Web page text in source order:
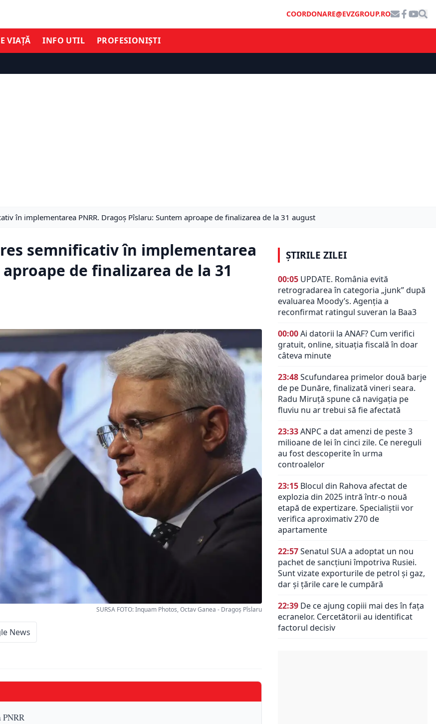
COORDONARE@EVZGROUP.RO
VIAȚĂ INFO UTIL PROFESIONIȘTI
în implementarea PNRR. Dragoș Pîslaru: Suntem aproape de finalizarea de la 31 august
semnificativ în implementarea
de finalizarea de la 31
SURSA FOTO: Inquam Photos, Octav Ganea - Dragoș Pîslaru
News
PNRR
ȘTIRILE ZILEI
00:05 UPDATE. România evită
retrogradarea în categoria „junk” după
evaluarea Moody’s. Agenția a
reconfirmat ratingul suveran la Baa3
00:00Ai datorii la ANAF? Cum verifici
gratuit, online, situația fiscală în doar
câteva minute
23:48Scufundarea primelor două barje
de pe Dunăre, finalizată vineri seara.
Radu Miruță spune că navigația pe
fluviu nu ar trebui să fie afectată
23:33ANPC a dat amenzi de peste 3
milioane de lei în cinci zile. Ce nereguli
au fost descoperite în urma
controalelor
23:15 Blocul din Rahova afectat de
explozia din 2025 intră într-o nouă
etapă de expertizare. Specialiștii vor
verifica aproximativ 270 de
apartamente
22:57Senatul SUA a adoptat un nou
pachet de sancțiuni împotriva Rusiei.
Sunt vizate exporturile de petrol și gaz,
dar și țările care le cumpără
22:39 De ce ajung copiii mai des în fața
ecranelor. Cercetătorii au identificat
factorul decisiv